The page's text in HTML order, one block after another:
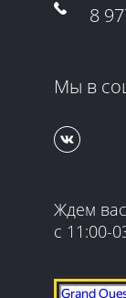
8
Мы в
Ждем
с 11:00-
Гранд Квест